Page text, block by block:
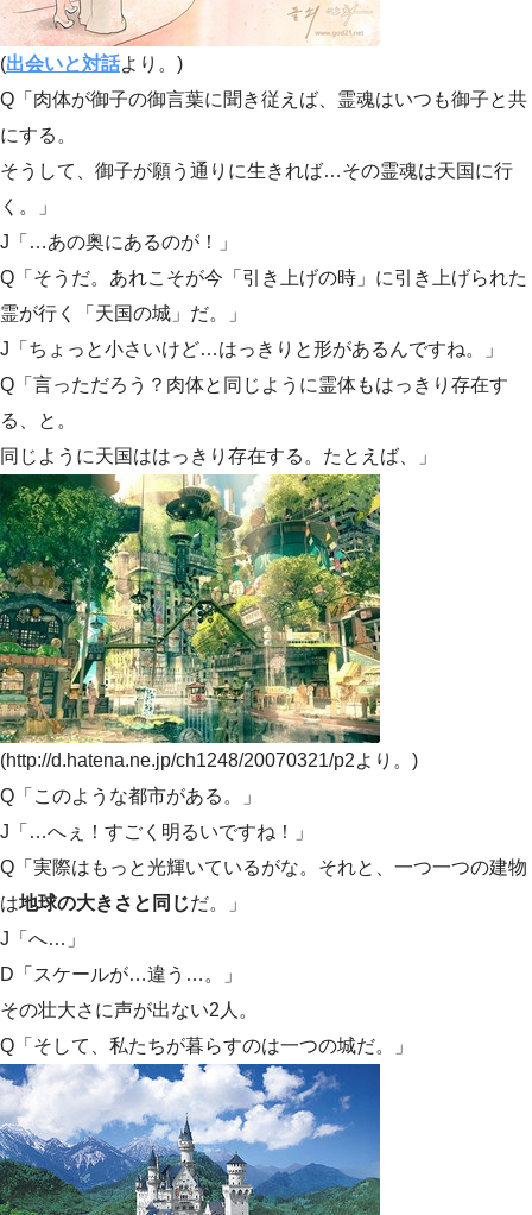
(出会いと対話より。)
Q「肉体が御子の御言葉に聞き従えば、霊魂はいつも御子と共
にする。
そうして、御子が願う通りに生きれば…その霊魂は天国に行
く。」
J「…あの奥にあるのが！」
Q「そうだ。あれこそが今「引き上げの時」に引き上げられた
霊が行く「天国の城」だ。」
J「ちょっと小さいけど…はっきりと形があるんですね。」
Q「言っただろう？肉体と同じように霊体もはっきり存在す
る、と。
同じように天国ははっきり存在する。たとえば、」
(http://d.hatena.ne.jp/ch1248/20070321/p2より。)
Q「このような都市がある。」
J「…へぇ！すごく明るいですね！」
Q「実際はもっと光輝いているがな。それと、一つ一つの建物
は地球の大きさと同じだ。」
J「へ…」
D「スケールが…違う…。」
その壮大さに声が出ない2人。
Q「そして、私たちが暮らすのは一つの城だ。」